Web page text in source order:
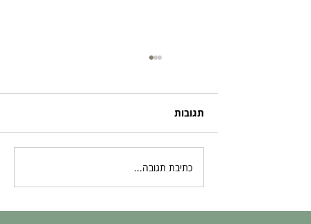
תגובות
כתיבת תגובה...